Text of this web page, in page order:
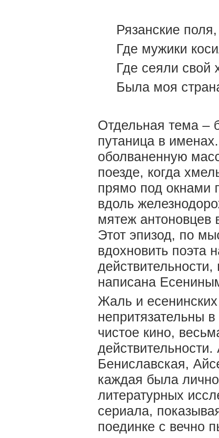
Рязанские поля,
Где мужики
Где сеяли свой
Была моя
Отдельная тема –
путаница в
оболваненную
поезде, когда
прямо под окнами
вдоль
мятеж антоновцев
Этот эпизод, по
вдохновить поэта
написана
Жаль и
непритязательны
чистое кино,
Бениславская,
каждая была
литературных
сериала,
поединке с вечно